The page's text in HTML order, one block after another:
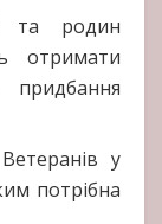
та родин
отримати
у
потрібна